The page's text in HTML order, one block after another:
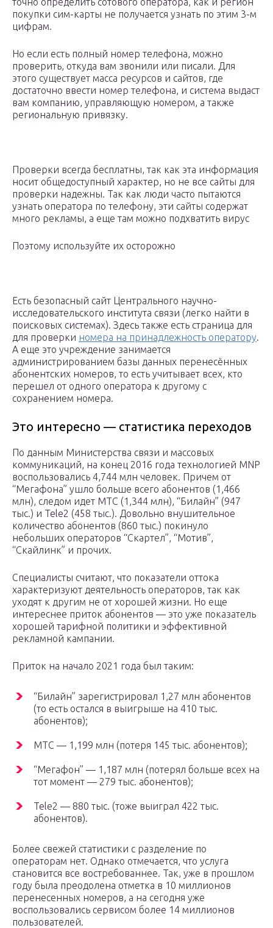
покупки сим-карты не получается узнать по этим 3-м
цифрам.
Но если есть полный номер телефона, можно
проверить, откуда вам звонили или писали. Для
этого существует масса ресурсов и сайтов, где
достаточно ввести номер телефона, и система выдаст
вам компанию, управляющую номером, а также
региональную привязку.
Проверки всегда бесплатны, так как эта информация
носит общедоступный характер, но не все сайты для
проверки надежны. Так как люди часто пытаются
узнать оператора по телефону, эти сайты содержат
много рекламы, а еще там можно подхватить вирус
Поэтому используйте их осторожно
Есть безопасный сайт Центрального научно-
исследовательского института связи (легко найти в
поисковых системах). Здесь также есть страница для
для проверки номера на принадлежность оператору.
А еще это учреждение занимается
администрированием базы данных перенесённых
абонентских номеров, то есть учитывает всех, кто
перешел от одного оператора к другому с
сохранением номера.
Это интересно — статистика переходов
По данным Министерства связи и массовых
коммуникаций, на конец 2016 года технологией MNP
воспользовались 4,744 млн человек. Причем от
“Мегафона” ушло больше всего абонентов (1,466
млн), следом идет МТС (1,344 млн), “Билайн” (947
тыс.) и Tele2 (458 тыс.). Довольно внушительное
количество абонентов (860 тыс.) покинуло
небольших операторов “Скартел”, “Мотив”,
“Скайлинк” и прочих.
Специалисты считают, что показатели оттока
характеризуют деятельность операторов, так как
уходят к другим не от хорошей жизни. Но еще
интереснее приток абонентов — это уже показатель
хорошей тарифной политики и эффективной
рекламной кампании.
Приток на начало 2021 года был таким:
“Билайн” зарегистрировал 1,27 млн абонентов
(то есть остался в выигрыше на 410 тыс.
абонентов);
МТС — 1,199 млн (потеря 145 тыс. абонентов);
“Мегафон” — 1,187 млн (потерял больше всех на
тот момент — 279 тыс. абонентов);
Tele2 — 880 тыс. (тоже выиграл 422 тыс.
абонентов).
Более свежей статистики с разделение по
операторам нет. Однако отмечается, что услуга
становится все востребованнее. Так, уже в прошлом
году была преодолена отметка в 10 миллионов
перенесенных номеров, а на сегодня уже
воспользовались сервисом более 14 миллионов
пользователей.